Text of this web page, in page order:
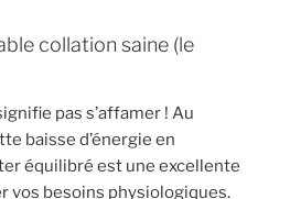
collation saine (le
pas s’affamer ! Au
baisse d’énergie en
équilibré est une excellente
vos besoins physiologiques.